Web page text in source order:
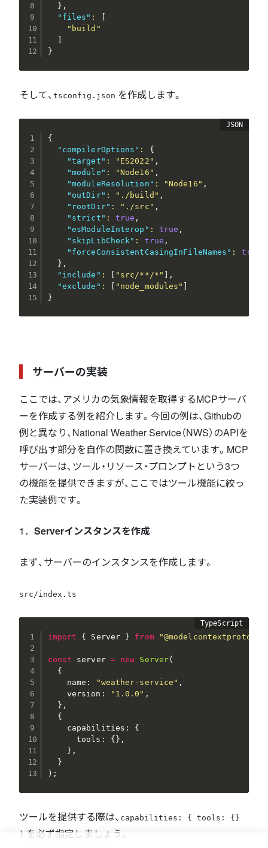
} ,
"files" :
"build"
}
そして、 tsconfig.json を作成します。
{
"compilerOptions" :
{
"target" : "ES2022" ,
"module" : "Node16" ,
"moduleResolution" : "Node16" ,
"outDir" : "./build" ,
"rootDir" : "./src" ,
"strict" : true ,
"esModuleInterop" : true ,
"skipLibCheck" : true ,
"forceConsistentCasingInFileNames" :
true
} ,
"include" : [ "src/**/*" ] ,
"exclude" : [ "node_modules" ]
}
サーバーの実装
ここでは、アメリカの気象情報を取得するMCPサーバ
ーを作成する例を紹介します。今回の例は、Githubの
例と異なり、National Weather Service（NWS）のAPIを
呼び出す部分を自作の関数に置き換えています。MCP
サーバーは、ツール・リソース・プロンプトという3つ
の機能を提供できますが、ここではツール機能に絞っ
た実装例です。
1． Serverインスタンスを作成
まず、サーバーのインスタンスを作成します。
src/index.ts
import { Server } from
const server = new Server(
{
    name
: "weather-service" ,
    version
: "1.0.0" ,
} ,
{
    capabilities
:
{
      tools
: { } ,
} ,
}
) ;
ツールを提供する際は、 capabilities: { tools: {}
} を必ず指定しましょう。